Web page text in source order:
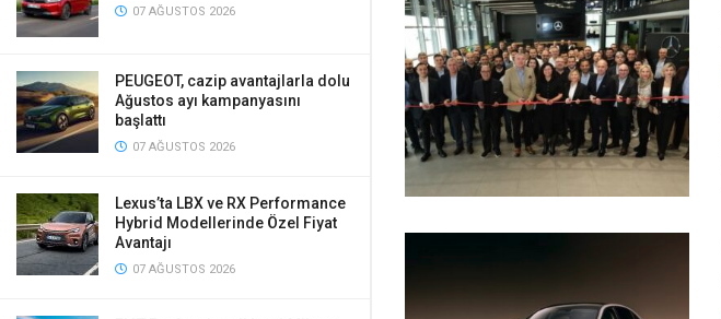
07 AĞUSTOS 2026
PEUGEOT, cazip avantajlarla dolu
Ağustos ayı kampanyasını
başlattı
07 AĞUSTOS 2026
Lexus’ta LBX ve RX Performance
Hybrid Modellerinde Özel Fiyat
Avantajı
07 AĞUSTOS 2026